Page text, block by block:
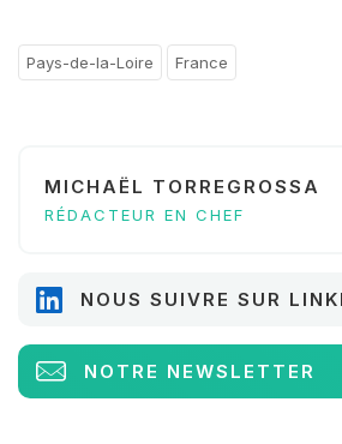
Pays-de-la-Loire France
MICHAËL TORREGROSSA
RÉDACTEUR EN CHEF
NOUS SUIVRE SUR
NOTRE NEWSLETTER